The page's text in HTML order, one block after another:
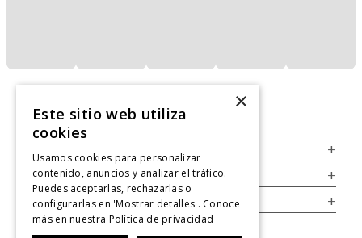
+
Legal +
Cuenta +
×
Este sitio web utiliza
cookies
Usamos cookies para personalizar
contenido, anuncios y analizar el tráfico.
Puedes aceptarlas, rechazarlas o
configurarlas en 'Mostrar detalles'. Conoce
más en nuestra Política de privacidad